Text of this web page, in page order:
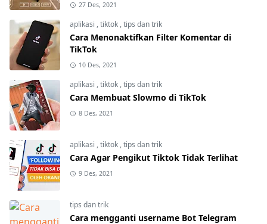
27 Des, 2021
aplikasi ,tiktok ,tips dan trik
Cara Menonaktifkan Filter Komentar di
TikTok
10 Des, 2021
aplikasi ,tiktok ,tips dan trik
Cara Membuat Slowmo di TikTok
8 Des, 2021
aplikasi ,tiktok ,tips dan trik
Cara Agar Pengikut Tiktok Tidak Terlihat
9 Des, 2021
tips dan trik
Cara mengganti username Bot Telegram